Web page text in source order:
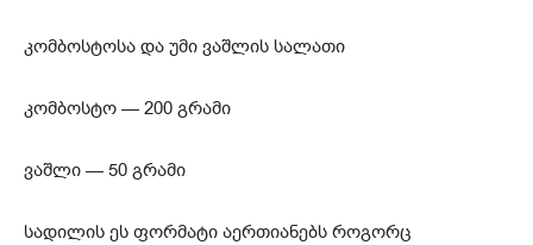
კომბოსტოსა და უმი ვაშლის სალათი
კომბოსტო — 200 გრამი
ვაშლი — 50 გრამი
სადილის ეს ფორმატი აერთიანებს როგორც